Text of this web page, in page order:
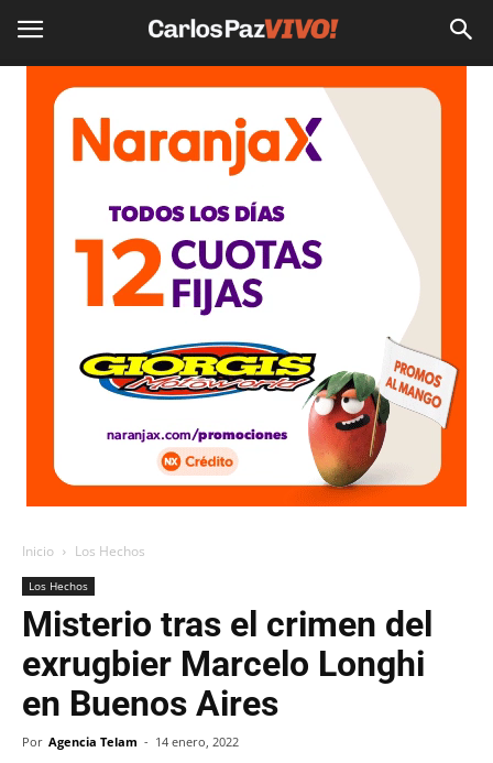
Inicio Los Hechos
Los Hechos
Misterio tras el crimen del
exrugbier Marcelo Longhi
en Buenos Aires
Por Agencia Telam - 14 enero, 2022